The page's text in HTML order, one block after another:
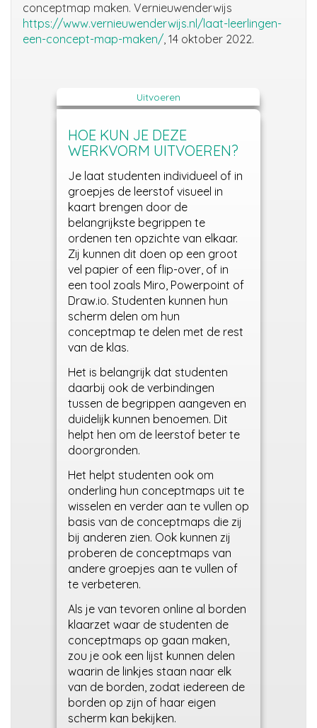
conceptmap maken. Vernieuwenderwijs
https://www.vernieuwenderwijs.nl/laat-leerlingen-
een-concept-map-maken/, 14 oktober 2022.
Uitvoeren
HOE KUN JE DEZE
WERKVORM UITVOEREN?
Je laat studenten individueel of in
groepjes de leerstof visueel in
kaart brengen door de
belangrijkste begrippen te
ordenen ten opzichte van elkaar.
Zij kunnen dit doen op een groot
vel papier of een flip-over, of in
een tool zoals Miro, Powerpoint of
Draw.io. Studenten kunnen hun
scherm delen om hun
conceptmap te delen met de rest
van de klas.
Het is belangrijk dat studenten
daarbij ook de verbindingen
tussen de begrippen aangeven en
duidelijk kunnen benoemen. Dit
helpt hen om de leerstof beter te
doorgronden.
Het helpt studenten ook om
onderling hun conceptmaps uit te
wisselen en verder aan te vullen op
basis van de conceptmaps die zij
bij anderen zien. Ook kunnen zij
proberen de conceptmaps van
andere groepjes aan te vullen of
te verbeteren.
Als je van tevoren online al borden
klaarzet waar de studenten de
conceptmaps op gaan maken,
zou je ook een lijst kunnen delen
waarin de linkjes staan naar elk
van de borden, zodat iedereen de
borden op zijn of haar eigen
scherm kan bekijken.